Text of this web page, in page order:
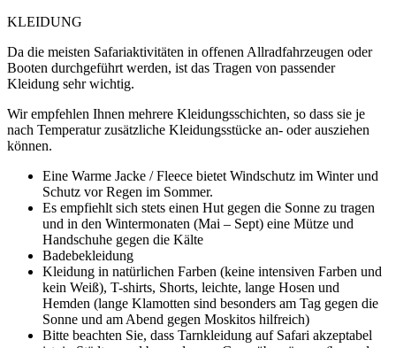
KLEIDUNG
Da die meisten Safariaktivitäten in offenen Allradfahrzeugen oder
Booten durchgeführt werden, ist das Tragen von passender
Kleidung sehr wichtig.
Wir empfehlen Ihnen mehrere Kleidungsschichten, so dass sie je
nach Temperatur zusätzliche Kleidungsstücke an- oder ausziehen
können.
Eine Warme Jacke / Fleece bietet Windschutz im Winter und
Schutz vor Regen im Sommer.
Es empfiehlt sich stets einen Hut gegen die Sonne zu tragen
und in den Wintermonaten (Mai – Sept) eine Mütze und
Handschuhe gegen die Kälte
Badebekleidung
Kleidung in natürlichen Farben (keine intensiven Farben und
kein Weiß), T-shirts, Shorts, leichte, lange Hosen und
Hemden (lange Klamotten sind besonders am Tag gegen die
Sonne und am Abend gegen Moskitos hilfreich)
Bitte beachten Sie, dass Tarnkleidung auf Safari akzeptabel